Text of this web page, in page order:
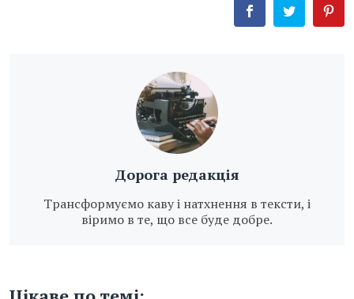
Дорога редакція
Трансформуємо каву і натхнення в тексти, і
віримо в те, що все буде добре.